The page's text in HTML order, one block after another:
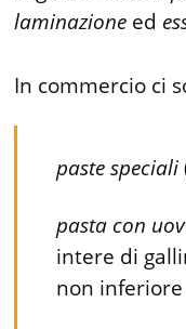
laminazione ed
In commercio ci
paste speciali
pasta con
intere di
non inferiore